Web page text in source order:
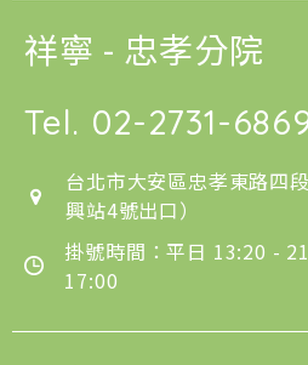
祥寧 - 忠孝分院
Tel. 02-2731-
台北市大安區忠孝東路四
興站4號出口）
掛號時間：平日 13:20 -
17:00